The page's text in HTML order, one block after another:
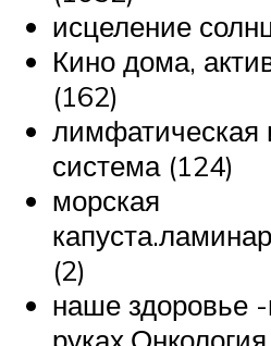
исцеление
Кино дома,
(162)
лимфатическая
система (124)
морская
(2)
наше здоровье